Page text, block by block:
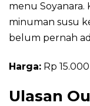
menu Soyanara.
minuman susu
belum pernah
Harga: Rp 15.000
Ulasan